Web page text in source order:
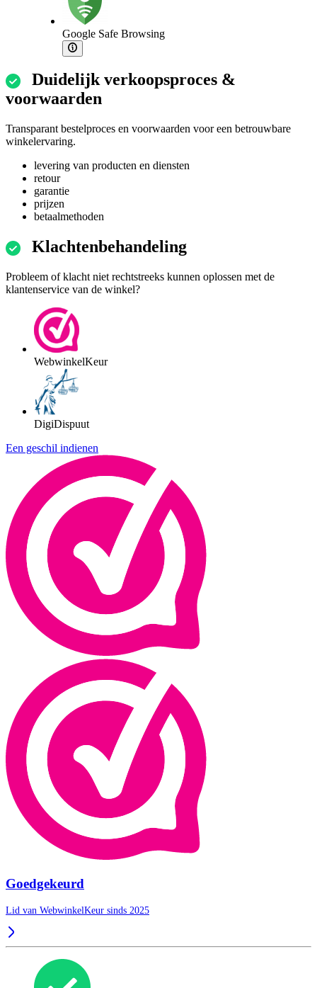
Google Safe Browsing
Duidelijk verkoopsproces &
voorwaarden
Transparant bestelproces en voorwaarden voor een betrouwbare
winkelervaring.
levering van producten en diensten
retour
garantie
prijzen
betaalmethoden
Klachtenbehandeling
Probleem of klacht niet rechtstreeks kunnen oplossen met de
klantenservice van de winkel?
WebwinkelKeur
DigiDispuut
Een geschil indienen
Goedgekeurd
Lid van WebwinkelKeur sinds 2025